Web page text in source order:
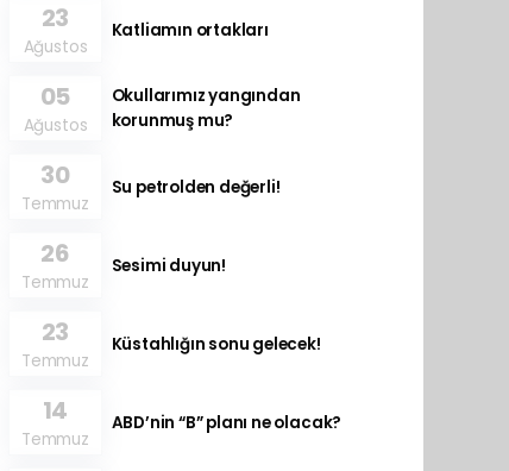
23
Ağustos
Katliamın ortakları
05
Ağustos
Okullarımız yangından
korunmuş mu?
30
Temmuz
Su petrolden değerli!
26
Temmuz
Sesimi duyun!
23
Temmuz
Küstahlığın sonu gelecek!
14
Temmuz
ABD’nin “B” planı ne olacak?